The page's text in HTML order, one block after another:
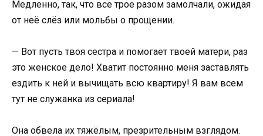
Медленно, так, что все трое разом замолчали, ожидая
от неё слёз или мольбы о прощении.
— Вот пусть твоя сестра и помогает твоей матери, раз
это женское дело! Хватит постоянно меня заставлять
ездить к ней и вычищать всю квартиру! Я вам всем
тут не служанка из сериала!
Она обвела их тяжёлым, презрительным взглядом.